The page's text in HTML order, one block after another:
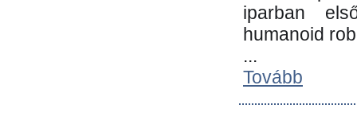
iparban
humanoid
...
Tovább